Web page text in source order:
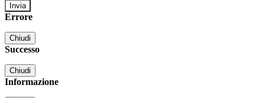
Errore
Chiudi
Successo
Chiudi
Informazione